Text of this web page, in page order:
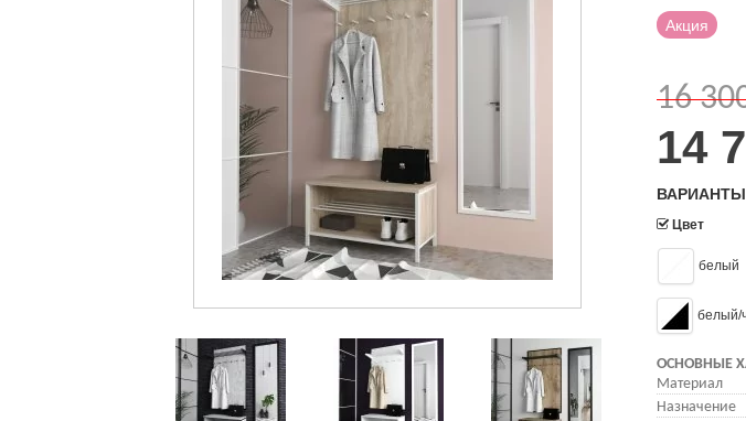
Акция
16
14
Цвет
белый
белый/
ОСНОВНЫЕ
Материал
Назначение